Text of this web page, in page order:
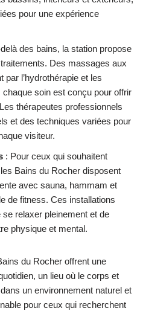
pour une expérience
des bains, la station propose
Des massages aux
l’hydrothérapie et les
soin est conçu pour offrir
thérapeutes professionnels
et des techniques variées pour
visiteur.
: Pour ceux qui souhaitent
Bains du Rocher disposent
avec sauna, hammam et
de fitness. Ces installations
relaxer pleinement et de
physique et mental.
du Rocher offrent une
un lieu où le corps et
un environnement naturel et
pour ceux qui recherchent